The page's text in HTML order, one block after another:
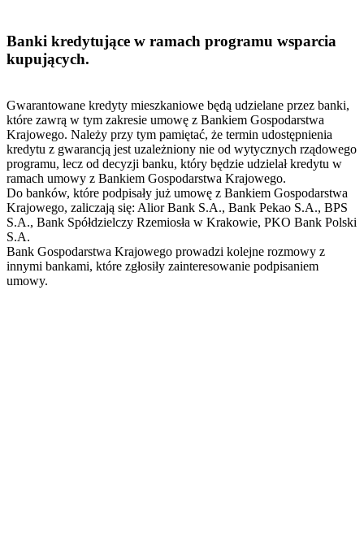
Banki kredytujące w ramach programu wsparcia
kupujących.
Gwarantowane kredyty mieszkaniowe będą udzielane przez banki,
które zawrą w tym zakresie umowę z Bankiem Gospodarstwa
Krajowego. Należy przy tym pamiętać, że termin udostępnienia
kredytu z gwarancją jest uzależniony nie od wytycznych rządowego
programu, lecz od decyzji banku, który będzie udzielał kredytu w
ramach umowy z Bankiem Gospodarstwa Krajowego.
Do banków, które podpisały już umowę z Bankiem Gospodarstwa
Krajowego, zaliczają się: Alior Bank S.A., Bank Pekao S.A., BPS
S.A., Bank Spółdzielczy Rzemiosła w Krakowie, PKO Bank Polski
S.A.
Bank Gospodarstwa Krajowego prowadzi kolejne rozmowy z
innymi bankami, które zgłosiły zainteresowanie podpisaniem
umowy.